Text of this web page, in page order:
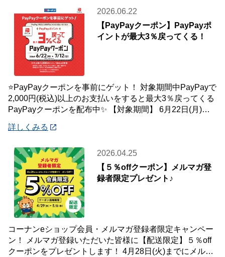
2026.06.22
【PayPayクーポン】PayPayポ
イントが最大3％戻ってくる！
⭐PayPayクーポンを事前にゲット！ 対象期間中PayPayで
2,000円(税込)以上のお支払いをすると最大3％戻ってくる
PayPayクーポンを配布中✨ 【対象期間】 6月22日(月)～7
詳しくみる
2026.04.25
【５％offクーポン】メルマガ登
録者限定プレゼント♪
コーナンeショップ会員・メルマガ登録者限定キャンペー
ン！ メルマガ登録いただいた皆様に【配送限定】５％off
クーポンをプレゼントします！ 4月28日(火)までにメルマ